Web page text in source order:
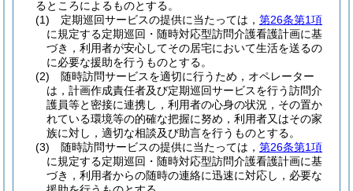
るところによるものとする。
(1)
定期巡回サービスの提供に当たっては， 第26条第1項
に規定する定期巡回・随時対応型訪問介護看護計画に基
づき，利用者が安心してその居宅において生活を送るの
に必要な援助を行うものとする。
(2)
随時訪問サービスを適切に行うため，オペレーター
は，計画作成責任者及び定期巡回サービスを行う訪問介
護員等と密接に連携し，利用者の心身の状況，その置か
れている環境等の的確な把握に努め，利用者又はその家
族に対し，適切な相談及び助言を行うものとする。
(3)
随時訪問サービスの提供に当たっては， 第26条第1項
に規定する定期巡回・随時対応型訪問介護看護計画に基
づき，利用者からの随時の連絡に迅速に対応し，必要な